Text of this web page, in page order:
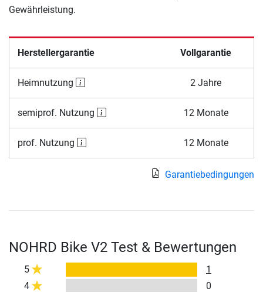
Gewährleistung.
Herstellergarantie Vollgarantie
Heimnutzung 2 Jahre
semiprof. Nutzung 12 Monate
prof. Nutzung 12 Monate
Garantiebedingungen
NOHRD Bike V2 Test & Bewertungen
5
1
4
0